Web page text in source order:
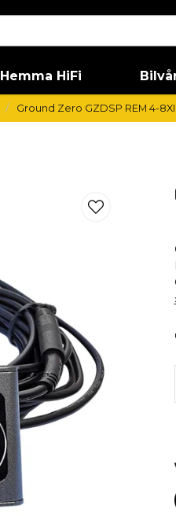
Hemma HiFi
Ground Zero GZDSP REM 4-